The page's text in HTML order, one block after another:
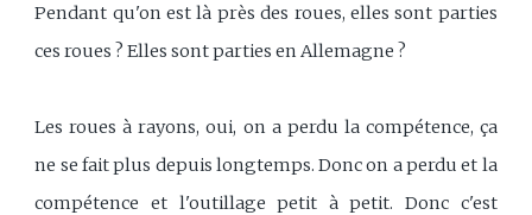
Pendant qu'on est là près des roues, elles sont parties
ces roues ? Elles sont parties en Allemagne ?
Les roues à rayons, oui, on a perdu la compétence, ça
ne se fait plus depuis longtemps. Donc on a perdu et la
compétence et l'outillage petit à petit. Donc c'est